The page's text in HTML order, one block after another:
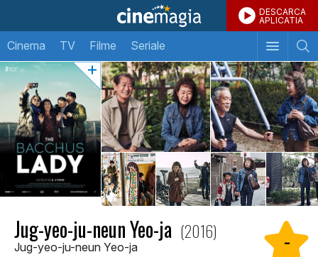
DESCARCA
APLICATIA
Cinema TV Filme Seriale
Jug-yeo-ju-neun Yeo-ja (2016)
Jug-yeo-ju-neun Yeo-ja -